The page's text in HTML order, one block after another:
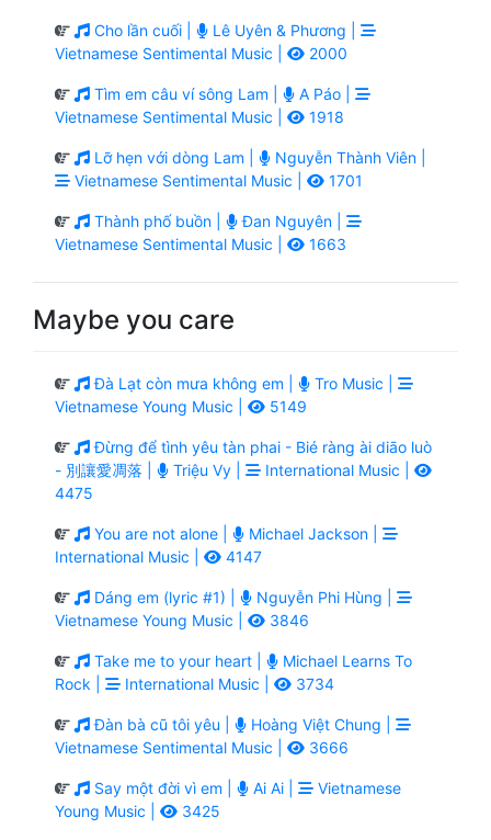
Cho lần cuối |
Lê Uyên & Phương |
Vietnamese Sentimental Music |
2000
Tìm em câu ví sông Lam |
A Páo |
Vietnamese Sentimental Music |
1918
Lỡ hẹn với dòng Lam |
Nguyễn Thành Viên |
Vietnamese Sentimental Music |
1701
Thành phố buồn |
Đan Nguyên |
Vietnamese Sentimental Music |
1663
Maybe you care
Đà Lạt còn mưa không em |
Tro Music |
Vietnamese Young Music |
5149
Đừng để tình yêu tàn phai - Bié ràng ài diāo luò
- 別讓愛凋落 |
Triệu Vy |
International Music |
4475
You are not alone |
Michael Jackson |
International Music |
4147
Dáng em (lyric #1) |
Nguyễn Phi Hùng |
Vietnamese Young Music |
3846
Take me to your heart |
Michael Learns To
Rock |
International Music | 3734
Đàn bà cũ tôi yêu |
Hoàng Việt Chung |
Vietnamese Sentimental Music |
3666
Say một đời vì em | Ai Ai |
Vietnamese
Young Music |
3425